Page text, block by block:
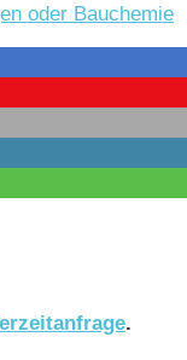
oder Bauchemie
.